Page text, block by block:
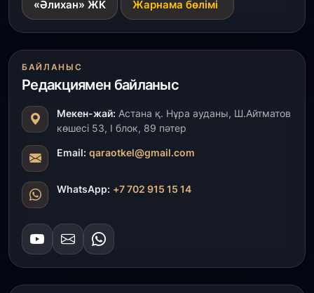
ұстаздар «Әділет» партиясына өз ұсыныстарын
айтты
ҚР Президенті Орталық Азия елдеріне
ұзақмерзімді ынтымақтастық жоспарын әзірлеуді
ұсынды
31 шілде, 2026
«Ауыл аманаты»: Түркістанда 30,2 млрд теңгеге
4 223 жоба қаржыландырылды
31 шілде, 2026
толық ауыз сумен қамтылды
30 шілде, 2026
Түркістанда «Арыс-2» және Темір ауылының
«Әлихан» ЖК Жарнама бөлімі
БАЙЛАНЫС
Редакциямен байланыс
Мекен-жай: Астана қ. Нұра ауданы, Ш.Айтматов
көшесі 53, І блок, 89 пәтер
Email: qaraotkel@gmail.com
WhatsApp: +7 702 915 15 14